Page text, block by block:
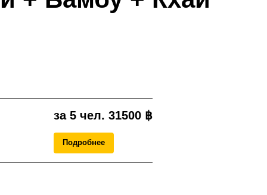
за 5 чел. 31500 ฿
Подробнее